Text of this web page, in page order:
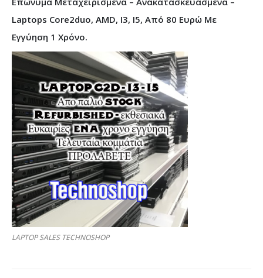
Laptops Core2duo, AMD, I3, I5, Από 80 Ευρώ Με
Εγγύηση 1 Χρόνο.
LAPTOP SALES TECHNOSHOP